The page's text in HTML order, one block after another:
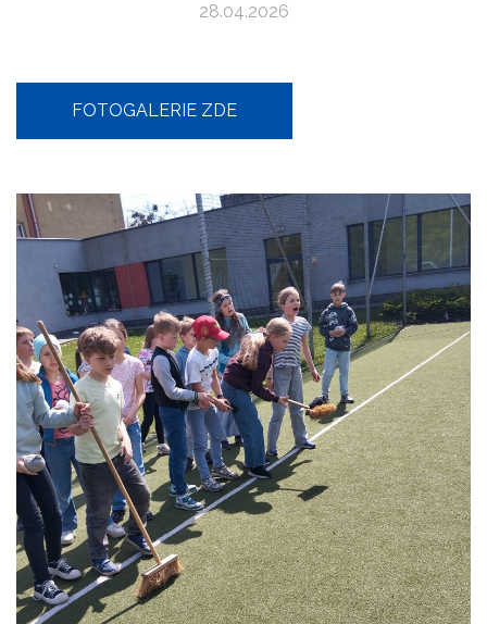
28.04.2026
FOTOGALERIE ZDE